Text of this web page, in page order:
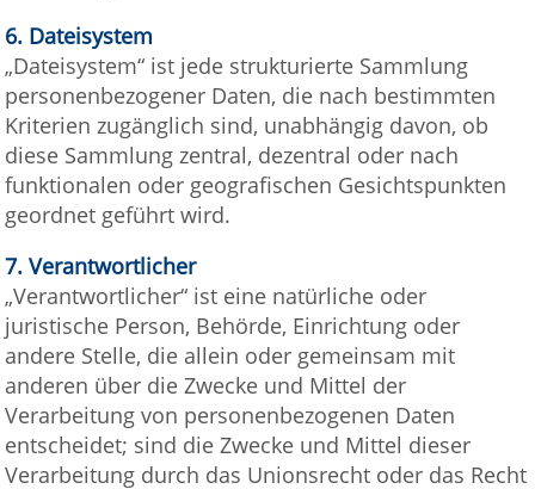
6. Dateisystem
„Dateisystem“ ist jede strukturierte Sammlung
personenbezogener Daten, die nach bestimmten
Kriterien zugänglich sind, unabhängig davon, ob
diese Sammlung zentral, dezentral oder nach
funktionalen oder geografischen Gesichtspunkten
geordnet geführt wird.
7.Verantwortlicher
„Verantwortlicher“ ist eine natürliche oder
juristische Person, Behörde, Einrichtung oder
andere Stelle, die allein oder gemeinsam mit
anderen über die Zwecke und Mittel der
Verarbeitung von personenbezogenen Daten
entscheidet; sind die Zwecke und Mittel dieser
Verarbeitung durch das Unionsrecht oder das Recht